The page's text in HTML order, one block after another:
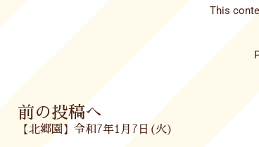
This
Prev
前の投稿へ
【北郷園】令和7年1月7日(火)